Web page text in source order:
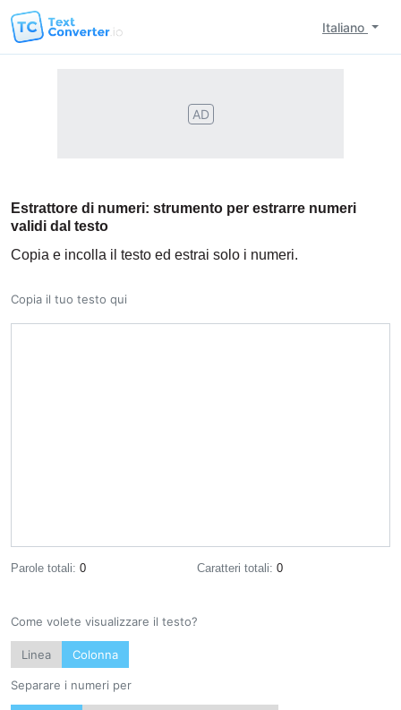
Italiano
AD
Estrattore di numeri: strumento per estrarre numeri
validi dal testo
Copia e incolla il testo ed estrai solo i numeri.
Copia il tuo testo qui
Parole totali: 0 Caratteri totali: 0
Come volete visualizzare il testo?
Linea Colonna
Separare i numeri per